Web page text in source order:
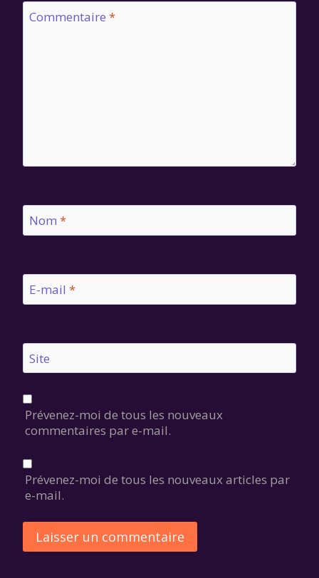
Commentaire *
Nom *
E-mail *
Site
Prévenez-moi de tous les nouveaux
commentaires par e-mail.
Prévenez-moi de tous les nouveaux articles par
e-mail.